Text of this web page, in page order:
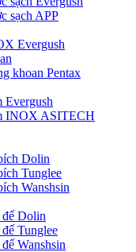
sạch APP
Evergush
khoan Pentax
Evergush
INOX ASITECH
Dolin
Tunglee
Wanshsin
đế Dolin
Tunglee
Wanshsin